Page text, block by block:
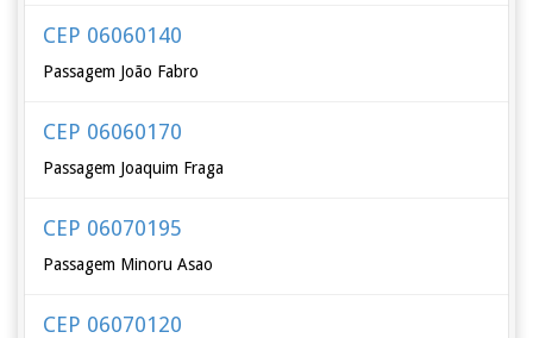
CEP 06060140
Passagem João Fabro
CEP 06060170
Passagem Joaquim Fraga
CEP 06070195
Passagem Minoru Asao
CEP 06070120